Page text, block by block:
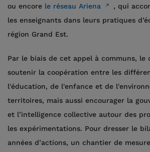
ou encore le réseau Ariena
, qui
les enseignants dans leurs pratiques
région Grand Est.
Par le biais de cet appel à communs, le
soutenir la coopération entre les
l'éducation, de l'enfance et de
territoires, mais aussi encourager la
et l’intelligence collective autour des
les expérimentations. Pour dresser le
années d’actions, un chantier de